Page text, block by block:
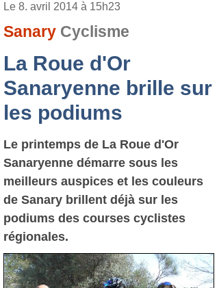
Le 8. avril 2014 à 15h23
Sanary Cyclisme
La Roue d'Or
Sanaryenne brille sur
les podiums
Le printemps de La Roue d'Or
Sanaryenne démarre sous les
meilleurs auspices et les couleurs
de Sanary brillent déjà sur les
podiums des courses cyclistes
régionales.